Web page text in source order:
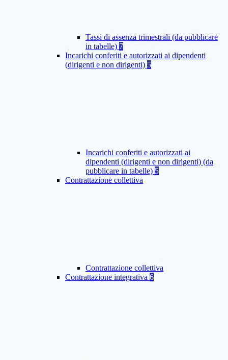
Tassi di assenza trimestrali (da pubblicare
in tabelle) 7
Incarichi conferiti e autorizzati ai dipendenti
(dirigenti e non dirigenti) 5
Incarichi conferiti e autorizzati ai
dipendenti (dirigenti e non dirigenti) (da
pubblicare in tabelle) 5
Contrattazione collettiva
Contrattazione collettiva
Contrattazione integrativa 6